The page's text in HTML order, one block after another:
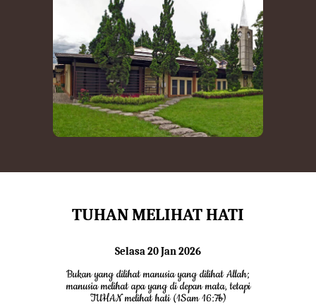
TUHAN MELIHAT HATI
Selasa 20 Jan 2026
Bukan yang dilihat manusia yang dilihat Allah;
manusia melihat apa yang di depan mata, tetapi
TUHAN melihat hati (1Sam 16:7b)